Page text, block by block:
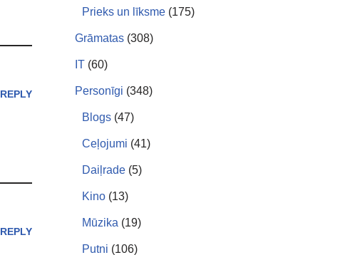
REPLY
REPLY
Prieks un līksme (175)
Grāmatas (308)
IT (60)
Personīgi (348)
Blogs (47)
Ceļojumi (41)
Daiļrade (5)
Kino (13)
Mūzika (19)
Putni (106)